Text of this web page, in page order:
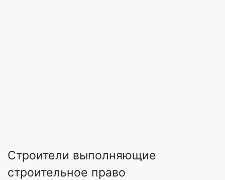
Строители выполняющие
строительное право